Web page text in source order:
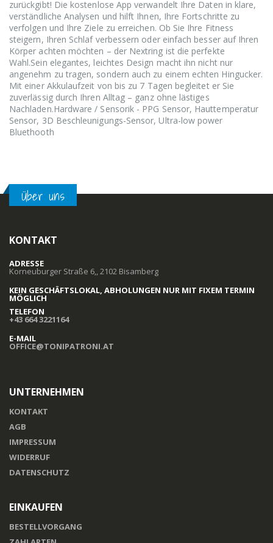
zurückgibt! Die kostenlose App verwandelt Ihre Daten in klare,
verständliche Analysen und hilft Ihnen, Ihre Fortschritte zu
verfolgen und Ihre Ziele zu erreichen. Ob Sie Ihre Fitness
steigern, Ihren Schlaf verbessern oder einfach besser auf Ihren
Körper achten möchten – der Nextring ist die perfekte
Wahl.Sein elegantes, leichtes Design macht ihn nicht nur
angenehm zu tragen, sondern auch zu einem echten Hingucker.
Mit einer Akkulaufzeit von bis zu 7 Tagen begleitet er Sie
zuverlässig durch Ihren Alltag – ganz ohne lästiges
Nachladen.Hardware / Sensorik - PPG Sensor, Hauttemperatur
Sensor, 3D Beschleunigungs-Sensor, Ultra-low power
Bluethooth
Über uns
KONTAKT
ADRESSE
Korneuburger Straße 6,, 2102 Bisamberg
KEIN GESCHÄFTSLOKAL, ABHOLUNGEN NUR MIT FIXEM TERMIN
MÖGLICH
TELEFON
+43 664 3221164
E-MAIL
OFFICE@TONIPATRONI.AT
UNTERNEHMEN
KONTAKT
AGB
IMPRESSUM
WIDERRUF
DATENSCHUTZ
EINKAUFEN
BESTELLVORGANG